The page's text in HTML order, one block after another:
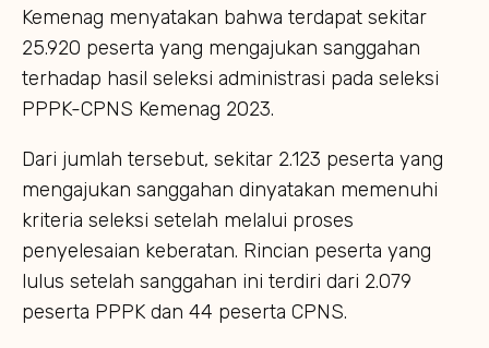
Kemenag menyatakan bahwa terdapat sekitar
25.920 peserta yang mengajukan sanggahan
terhadap hasil seleksi administrasi pada seleksi
PPPK-CPNS Kemenag 2023.
Dari jumlah tersebut, sekitar 2.123 peserta yang
mengajukan sanggahan dinyatakan memenuhi
kriteria seleksi setelah melalui proses
penyelesaian keberatan. Rincian peserta yang
lulus setelah sanggahan ini terdiri dari 2.079
peserta PPPK dan 44 peserta CPNS.